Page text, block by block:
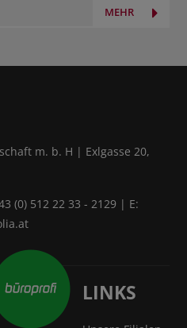
MEHR
m. b. H | Exlgasse 20,
(0) 512 22 33 - 2129 | E:
LINKS